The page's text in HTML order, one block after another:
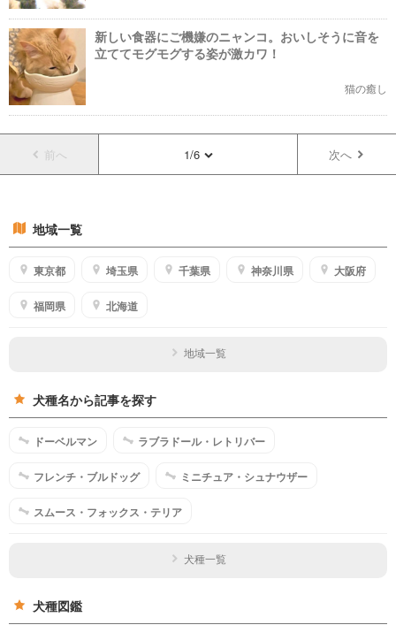
新しい食器にご機嫌のニャンコ。おいしそうに音を
立ててモグモグする姿が激カワ！
猫の癒し
前へ 1/6 次へ
地域一覧
東京都 埼玉県 千葉県 神奈川県 大阪府
福岡県 北海道
地域一覧
犬種名から記事を探す
ドーベルマン ラブラドール・レトリバー
フレンチ・ブルドッグ ミニチュア・シュナウザー
スムース・フォックス・テリア
犬種一覧
犬種図鑑